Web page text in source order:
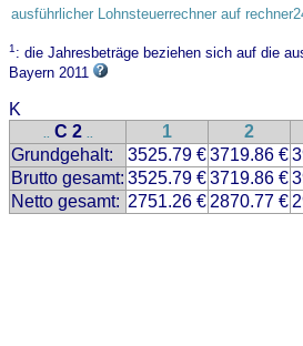
ausführlicher Lohnsteuerrechner auf
1: die Jahresbeträge beziehen sich auf die
Bayern 2011
K
.. C 2 .. 1 2
Grundgehalt:
3525.79 €3719.86 €
Brutto gesamt: 3525.79 €3719.86 €
Netto gesamt: 2751.26 € 2870.77 €